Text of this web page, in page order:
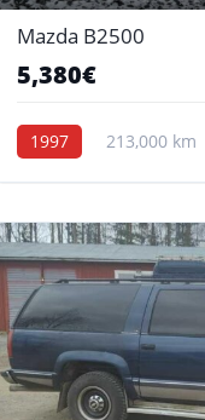
Mazda B2500
5,380€
1997 213,000 km